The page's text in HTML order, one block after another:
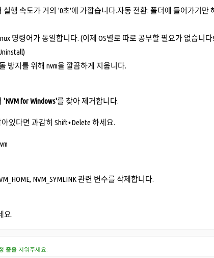
실행 속도가 거의 '0초'에 가깝습니다.자동 전환: 폴더에 들어가기만
명령어가 동일합니다. (이제 OS별로 따로 공부할 필요가 없습니다
방지를 위해 nvm을 깔끔하게 지웁니다.
'NVM for Windows'를 찾아 제거합니다.
있다면 과감히 Shift+Delete 하세요.
NVM_SYMLINK 관련 변수를 삭제합니다.
요.
줄을 지워주세요.